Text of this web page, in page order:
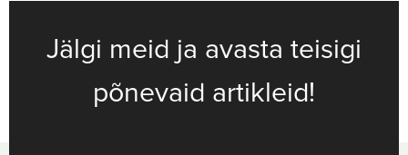
Jälgi meid ja avasta teisigi
põnevaid artikleid!